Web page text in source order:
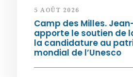
5 AOÛT 2026
Camp des Milles.
apporte le soutien de
la candidature au
mondial de l’Unesco